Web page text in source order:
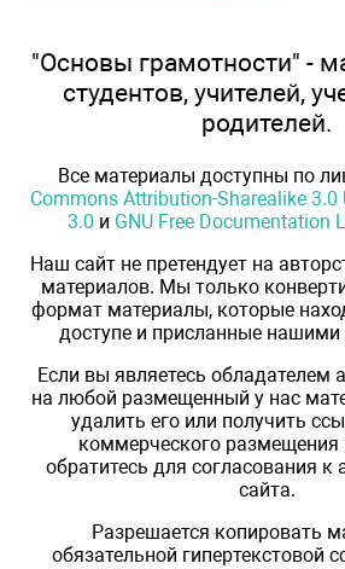
"Основы грамотности" -
студентов, учителей,
родителей.
Все материалы доступны по
Commons Attribution-Sharealike 3.0
3.0 и GNU Free Documentation
Наш сайт не претендует на
материалов. Мы только
формат материалы, которые
доступе и присланные нашими
Если вы являетесь обладателем
на любой размещенный у нас
удалить его или получить
коммерческого размещения
обратитесь для согласования к
сайта.
Разрешается копировать
обязательной гипертекстовой